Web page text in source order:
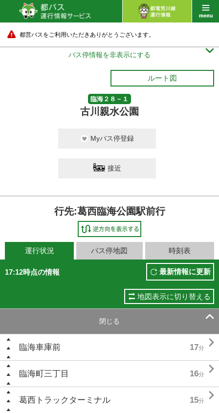
都営バスをご利用いただきありがとうございます。
バス停情報を非表示にする 
ルート図
臨海２８－１
古川親水公園
Myバス停登録
接近
行先:葛西臨海公園駅前行
運行状況 バス停地図 時刻表
17:12時点の情報 最新情報に更新
地図表示に切り替える
閉じる 
臨海車庫前 17分 
臨海町三丁目 16分 
葛西トラックターミナル 15分 